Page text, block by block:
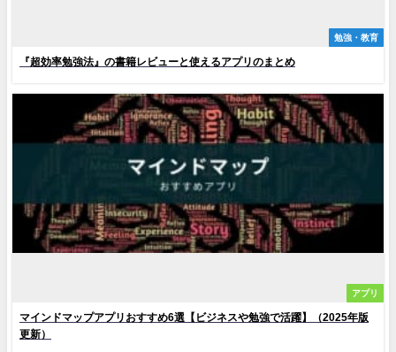
勉強・教育
『超効率勉強法』の書籍レビューと使えるアプリのまとめ
アプリ
マインドマップアプリおすすめ6選【ビジネスや勉強で活躍】（2025年版
更新）